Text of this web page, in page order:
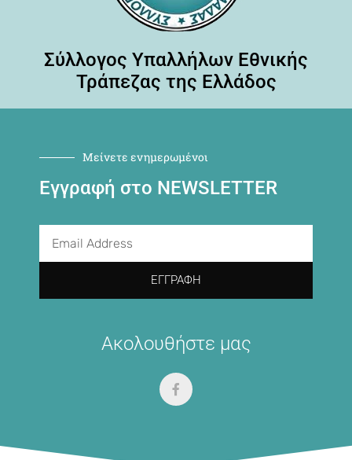
Σύλλογος Υπαλλήλων Εθνικής
Τράπεζας της Ελλάδος
Μείνετε ενημερωμένοι
Εγγραφή στο NEWSLETTER
ΕΓΓΡΑΦΉ
Ακολουθήστε μας